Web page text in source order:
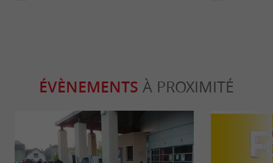
ÉVÈNEMENTS À PROXIMITÉ